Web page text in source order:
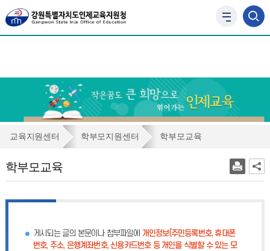
사
로
가
기
학
모
교육지원센터 학부모지원센터 학부모교육
학부모교육
게시되는 글의 본문이나 첨부파일에 개인정보(주민등록번호, 휴대폰
번호, 주소, 은행계좌번호, 신용카드번호 등 개인을 식별할 수 있는 모